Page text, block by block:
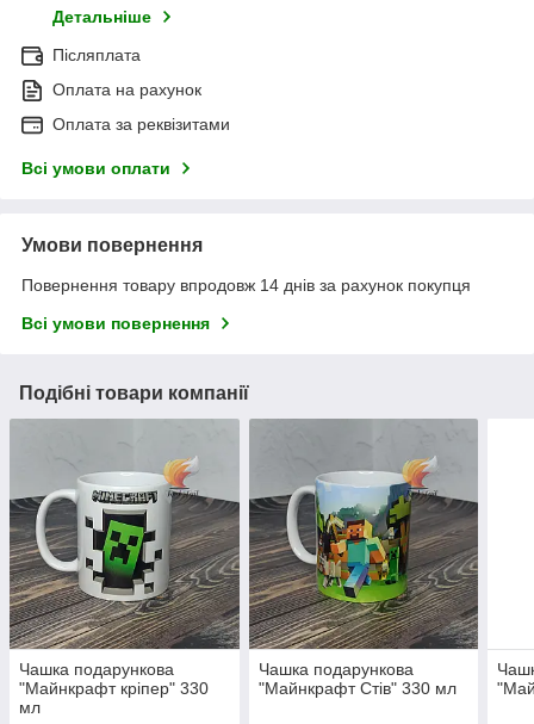
Детальніше
Післяплата
Оплата на рахунок
Оплата за реквізитами
Всі умови оплати
Умови повернення
Повернення товару впродовж 14 днів за рахунок покупця
Всі умови повернення
Подібні товари компанії
Чашка подарункова
"Майнкрафт кріпер" 330
мл
Чашка подарункова
"Майнкрафт Стів" 330 мл